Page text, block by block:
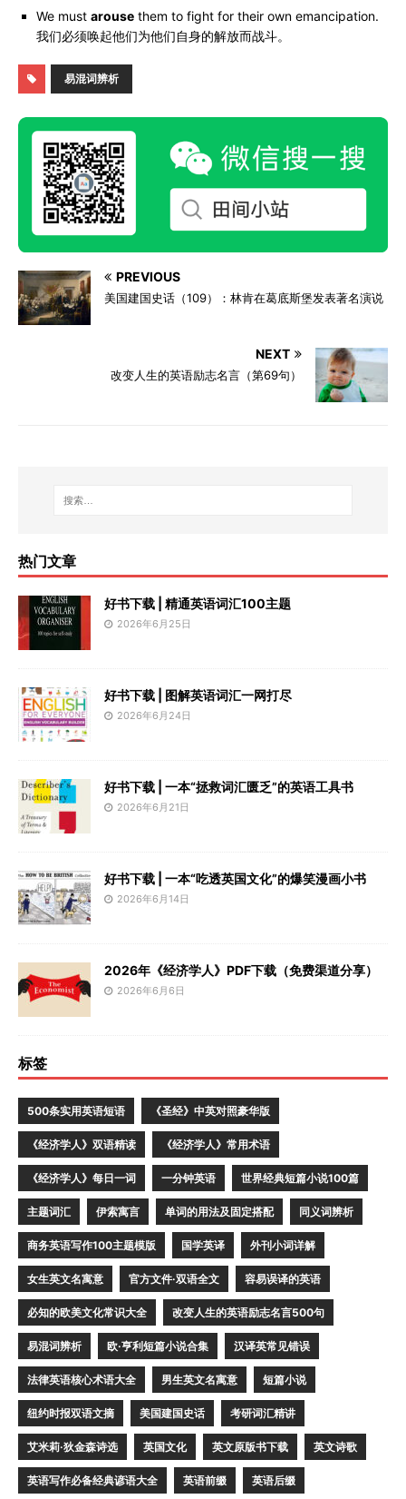
We must arouse them to fight for their own emancipation.
我们必须唤起他们为他们自身的解放而战斗。
易混词辨析
PREVIOUS
美国建国史话（109）：林肯在葛底斯堡发表著名演说
NEXT
改变人生的英语励志名言（第69句）
热门文章
好书下载 | 精通英语词汇100主题
2026年6月25日
好书下载 | 图解英语词汇一网打尽
2026年6月24日
好书下载 | 一本“拯救词汇匮乏”的英语工具书
2026年6月21日
好书下载 | 一本“吃透英国文化”的爆笑漫画小书
2026年6月14日
2026年《经济学人》PDF下载（免费渠道分享）
2026年6月6日
标签
500条实用英语短语 《圣经》中英对照豪华版
《经济学人》双语精读 《经济学人》常用术语
《经济学人》每日一词 一分钟英语 世界经典短篇小说100篇
主题词汇 伊索寓言 单词的用法及固定搭配 同义词辨析
商务英语写作100主题模版 国学英译 外刊小词详解
女生英文名寓意 官方文件·双语全文 容易误译的英语
必知的欧美文化常识大全 改变人生的英语励志名言500句
易混词辨析 欧·亨利短篇小说合集 汉译英常见错误
法律英语核心术语大全 男生英文名寓意 短篇小说
纽约时报双语文摘 美国建国史话 考研词汇精讲
艾米莉·狄金森诗选 英国文化 英文原版书下载 英文诗歌
英语写作必备经典谚语大全 英语前缀 英语后缀